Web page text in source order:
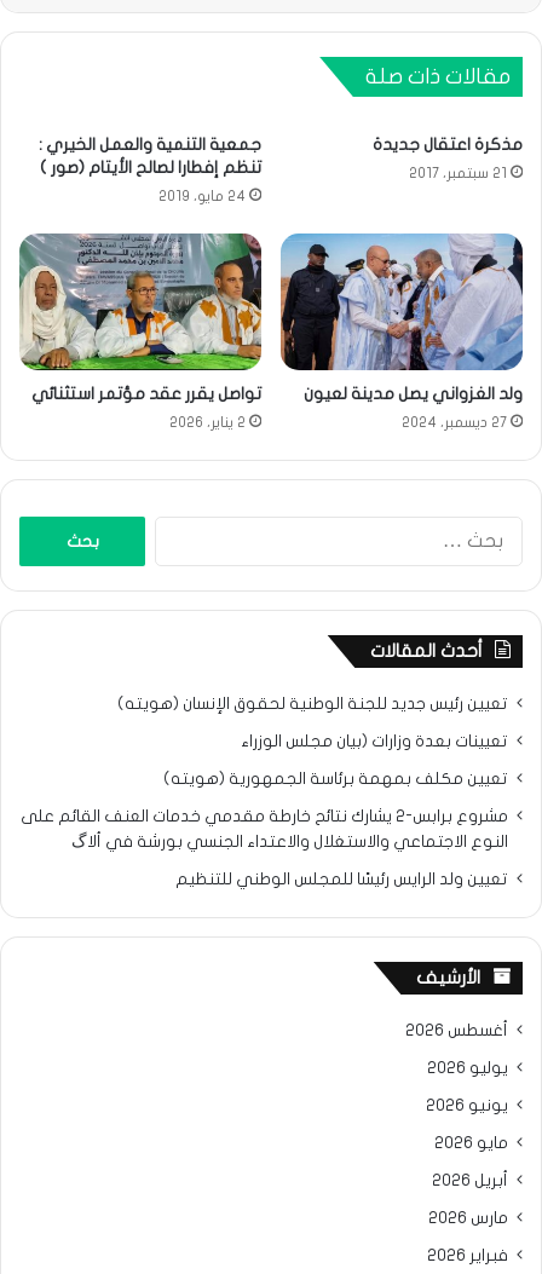
مقالات ذات صلة
مذكرة اعتقال جديدة
21 سبتمبر، 2017
جمعية التنمية والعمل الخيري :
تنظم إفطارا لصالح الأيتام (صور )
24 مايو، 2019
ولد الغزواني يصل مدينة لعيون
27 ديسمبر، 2024
تواصل يقرر عقد مؤتمر استثنائي
2 يناير، 2026
أحدث المقالات
تعيين رئيس جديد للجنة الوطنية لحقوق الإنسان (هويته)
تعيينات بعدة وزارات (بيان مجلس الوزراء
تعيين مكلف بمهمة برئاسة الجمهورية (هويته)
مشروع برابس-2 يشارك نتائح خارطة مقدمي خدمات العنف القائم على
النوع الاجتماعي والاستغلال والاعتداء الجنسي بورشة في ألاگ
تعيين ولد الرايس رئيسًا للمجلس الوطني للتنظيم
الأرشيف
أغسطس 2026
يوليو 2026
يونيو 2026
مايو 2026
أبريل 2026
مارس 2026
فبراير 2026